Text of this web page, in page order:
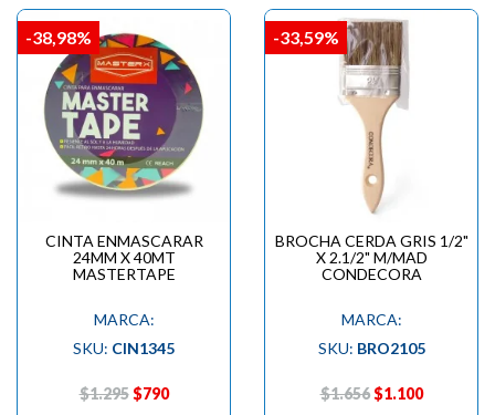
CINTA ENMASCARAR
24MM X 40MT
MASTERTAPE
MARCA:
SKU: CIN1345
$1.295 $790
-38,98%
BROCHA CERDA GRIS 1/2"
X 2.1/2" M/MAD
CONDECORA
MARCA:
SKU: BRO2105
$1.656 $1.100
-33,59%